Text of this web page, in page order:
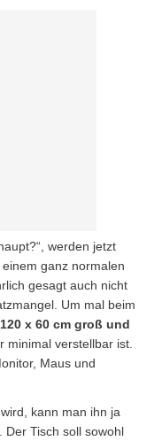
werden jetzt
ganz normalen
gesagt auch nicht
Um mal beim
120 x 60 cm groß und
minimal verstellbar ist.
Maus und
kann man ihn ja
Der Tisch soll sowohl